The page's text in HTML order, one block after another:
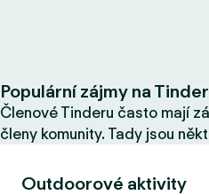
Populární zájmy na
Členové Tinderu často mají
členy komunity. Tady jsou
Outdoorové aktivity